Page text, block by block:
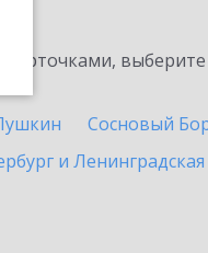
Сосновый
и Ленинградская